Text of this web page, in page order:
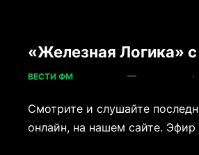
«Железная Логика»
ВЕСТИ ФМ — ·
Смотрите и слушайте
онлайн, на нашем сайте.